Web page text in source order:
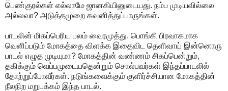
பெண்குரல்கள் எல்லாமே ஜானகியினுடையது. நம்ப முடியவில்லை
அல்லவா? அடுத்தமுறை கவனித்துப்பாருங்கள்.
பாடலின் மிகப்பெரிய பலம் வைரமுத்து. பொங்கி பிரவாகமாக
வெளிப்படும் மோகத்தை விளக்க இதைவிட தெளிவாய் இன்னொரு
பாடல் எழுத முடியுமா? மோகத்தின் வண்ணம் சிகப்பென்றும்,
தகிக்கும் வெப்பமுடையதென்றும் சொல்பவர்கள் இந்தப்பாடலில்
தோற்றுப்போவீர்கள். நடுங்கவைக்கும் குளிர்ச்சியான மோகத்தின்
நீலநிற மறுபக்கம் இந்த பாடல்.